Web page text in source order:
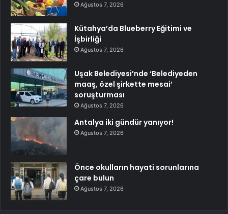
Ağustos 7, 2026
Kütahya’da Blueberry Eğitimi ve
İşbirliği
Ağustos 7, 2026
Uşak Belediyesi’nde ‘Belediyeden
maaş, özel şirkette mesai’
soruşturması
Ağustos 7, 2026
Antalya iki gündür yanıyor!
Ağustos 7, 2026
Önce okulların hayati sorunlarına
çare bulun
Ağustos 7, 2026